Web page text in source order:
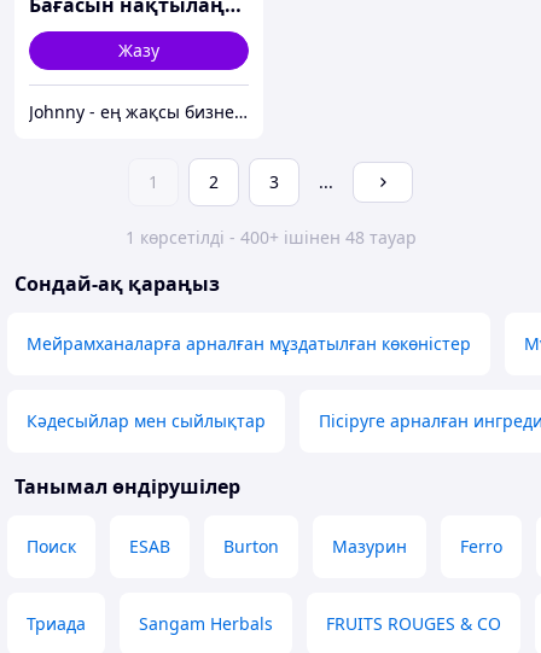
Жазу
Johnny - ең жақсы бизнес-серіктес
1 2 3 ...
1 көрсетілді - 400+ ішінен 48 тауар
Сондай-ақ қараңыз
Мейрамханаларға арналған мұздатылған көкөністер
Кәдесыйлар мен сыйлықтар Пісіруге арналған
Танымал өндірушілер
Поиск ESAB Burton Мазурин Ferro
Триада Sangam Herbals FRUITS ROUGES & CO